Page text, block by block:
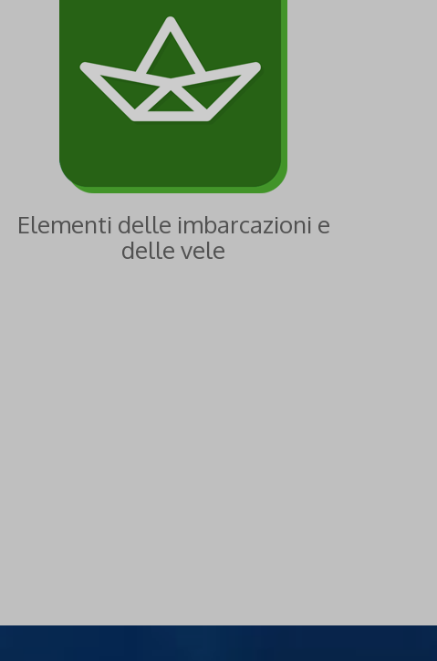
Elementi delle imbarcazioni e
delle vele